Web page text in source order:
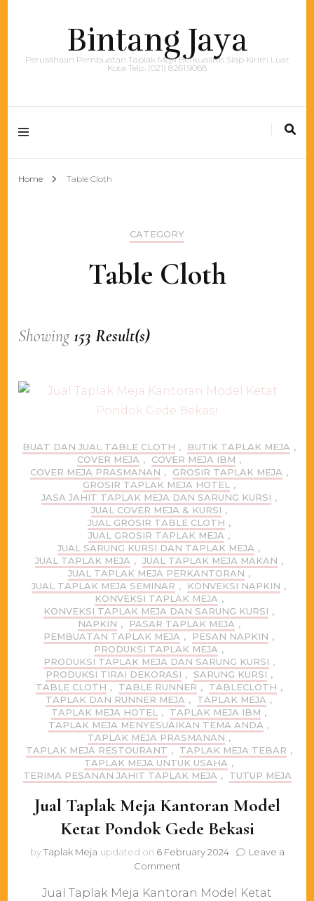
Bintang Jaya
Perusahaan Pembuatan Taplak Meja Berkualitas Siap Kirim Luar
Kota Telp. (021) 8261.9088
Home Table Cloth
CATEGORY
Table Cloth
Showing153 Result(s)
BUAT DAN JUAL TABLE CLOTH , BUTIK TAPLAK MEJA ,
COVER MEJA , COVER MEJA IBM ,
COVER MEJA PRASMANAN , GROSIR TAPLAK MEJA ,
GROSIR TAPLAK MEJA HOTEL
,
JASA JAHIT TAPLAK MEJA DAN SARUNG KURSI ,
JUAL COVER MEJA & KURSI ,
JUAL GROSIR TABLE CLOTH ,
JUAL GROSIR TAPLAK MEJA ,
JUAL SARUNG KURSI DAN TAPLAK MEJA ,
JUAL TAPLAK MEJA , JUAL TAPLAK MEJA MAKAN ,
JUAL TAPLAK MEJA PERKANTORAN ,
JUAL TAPLAK MEJA SEMINAR , KONVEKSI NAPKIN ,
KONVEKSI TAPLAK MEJA ,
KONVEKSI TAPLAK MEJA DAN SARUNG KURSI ,
NAPKIN , PASAR TAPLAK MEJA ,
PEMBUATAN TAPLAK MEJA , PESAN NAPKIN ,
PRODUKSI TAPLAK MEJA ,
PRODUKSI TAPLAK MEJA DAN SARUNG KURSI ,
PRODUKSI TIRAI DEKORASI , SARUNG KURSI ,
TABLE CLOTH , TABLE RUNNER , TABLECLOTH ,
TAPLAK DAN RUNNER MEJA , TAPLAK MEJA ,
TAPLAK MEJA HOTEL
, TAPLAK MEJA IBM ,
TAPLAK MEJA MENYESUAIKAN TEMA ANDA ,
TAPLAK MEJA PRASMANAN ,
TAPLAK MEJA RESTOURANT , TAPLAK MEJA TEBAR ,
TAPLAK MEJA UNTUK USAHA ,
TERIMA PESANAN JAHIT TAPLAK MEJA , TUTUP MEJA
Jual Taplak Meja Kantoran Model
Ketat Pondok Gede Bekasi
byTaplak Meja updated on 6 February 2024
Leave a
Commenton
Taplak
Jual Taplak Meja Kantoran Model Ketat